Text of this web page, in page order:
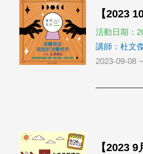
【2023
活動日期：
講師：杜文
2023-09-08
【2023